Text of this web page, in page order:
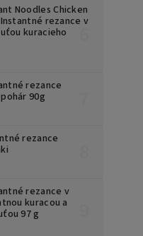
Noodles Chicken
rezance v
kuracieho
rezance
90g
rezance
rezance v
kuracou a
97 g